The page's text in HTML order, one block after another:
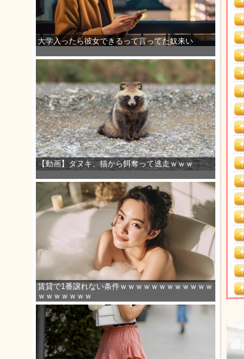
大学入ったら彼女できるって言ってた奴来い
【動画】タヌキ、猫から餌奪って逃走ｗｗｗ
賃貸で1番譲れない条件ｗｗｗｗｗｗｗｗｗｗｗｗ
ｗｗｗｗｗｗｗ